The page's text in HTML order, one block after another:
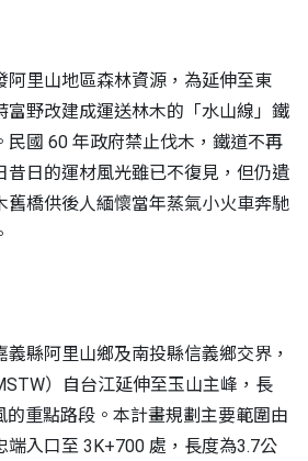
阿里山地區森林資源，為延伸至東
富野改建成運送林木的「水山線」鐵
民國 60 年政府禁止伐木，鐵道不再
昔日的運材風光雖已不復見，但仍遺
舊橋供後人緬懷當年蒸氣小火車奔馳
縣阿里山鄉及南投縣信義鄉交界，
）自台江延伸至玉山主峰，長
的重點路段。本計畫規劃主要範圍由
端入口至 3K+700 處，長度為3.7公